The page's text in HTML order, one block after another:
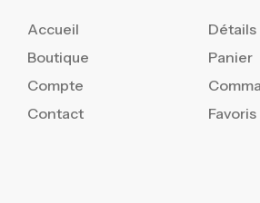
Accueil
Boutique
Compte
Contact
Détails
Panier
Favoris